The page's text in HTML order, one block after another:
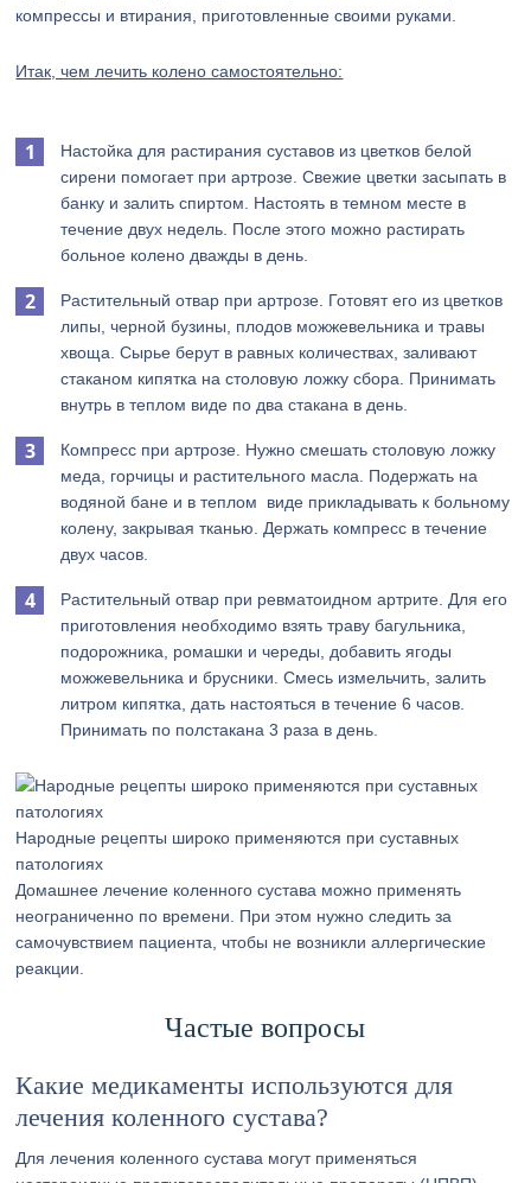
компрессы и втирания, приготовленные своими руками.
Итак, чем лечить колено самостоятельно:
Настойка для растирания суставов из цветков белой
сирени помогает при артрозе. Свежие цветки засыпать в
банку и залить спиртом. Настоять в темном месте в
течение двух недель. После этого можно растирать
больное колено дважды в день.
Растительный отвар при артрозе. Готовят его из цветков
липы, черной бузины, плодов можжевельника и травы
хвоща. Сырье берут в равных количествах, заливают
стаканом кипятка на столовую ложку сбора. Принимать
внутрь в теплом виде по два стакана в день.
Компресс при артрозе. Нужно смешать столовую ложку
меда, горчицы и растительного масла. Подержать на
водяной бане и в теплом виде прикладывать к больному
колену, закрывая тканью. Держать компресс в течение
двух часов.
Растительный отвар при ревматоидном артрите. Для его
приготовления необходимо взять траву багульника,
подорожника, ромашки и череды, добавить ягоды
можжевельника и брусники. Смесь измельчить, залить
литром кипятка, дать настояться в течение 6 часов.
Принимать по полстакана 3 раза в день.
Народные рецепты широко применяются при суставных
патологиях
Домашнее лечение коленного сустава можно применять
неограниченно по времени. При этом нужно следить за
самочувствием пациента, чтобы не возникли аллергические
реакции.
Частые вопросы
Какие медикаменты используются для
лечения коленного сустава?
Для лечения коленного сустава могут применяться